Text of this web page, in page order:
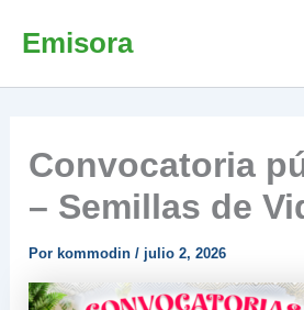
Emisora
Convocatoria
– Semillas de
Por kommodin/ julio 2, 2026